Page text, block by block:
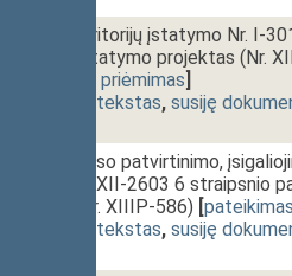
Saugomų teritorijų įstatymo Nr. I-
pakeitimo įstatymo projektas (Nr.
priėmimas]
dokumento tekstas, susiję
Darbo kodekso patvirtinimo,
įstatymo Nr. XII-2603 6 straipsnio
projektas (Nr. XIIIP-586) [pateikimas
dokumento tekstas, susiję